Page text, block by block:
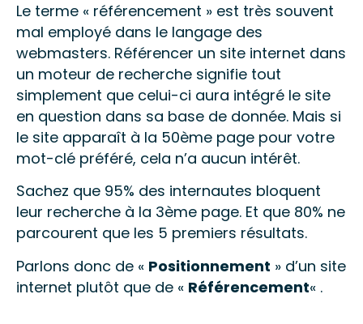
Le terme « référencement » est très souvent
mal employé dans le langage des
webmasters. Référencer un site internet dans
un moteur de recherche signifie tout
simplement que celui-ci aura intégré le site
en question dans sa base de donnée. Mais si
le site apparaît à la 50ème page pour votre
mot-clé préféré, cela n’a aucun intérêt.
Sachez que 95% des internautes bloquent
leur recherche à la 3ème page. Et que 80% ne
parcourent que les 5 premiers résultats.
Parlons donc de « Positionnement » d’un site
internet plutôt que de « Référencement« .